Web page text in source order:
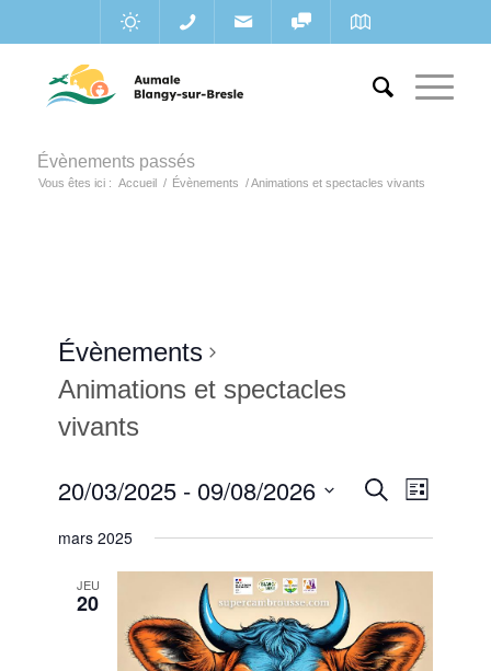
Évènements passés
Vous êtes ici : Accueil / Évènements / Animations et spectacles vivants
Évènements
Animations et spectacles
vivants
vues
Recherche
vues
Liste
20/03/2025 - 09/08/2026
une
mars 2025
JEU
20